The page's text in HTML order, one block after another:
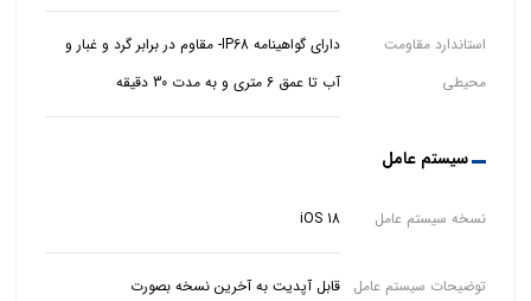
استاندارد مقاومت
محیطی
دارای گواهینامه IP68- مقاوم در برابر گرد و غبار و
آب تا عمق 6 متری و به مدت 30 دقیقه
سیستم عامل
نسخه سیستم عامل iOS 18
توضیحات سیستم عامل قابل آپدیت به آخرین نسخه بصورت